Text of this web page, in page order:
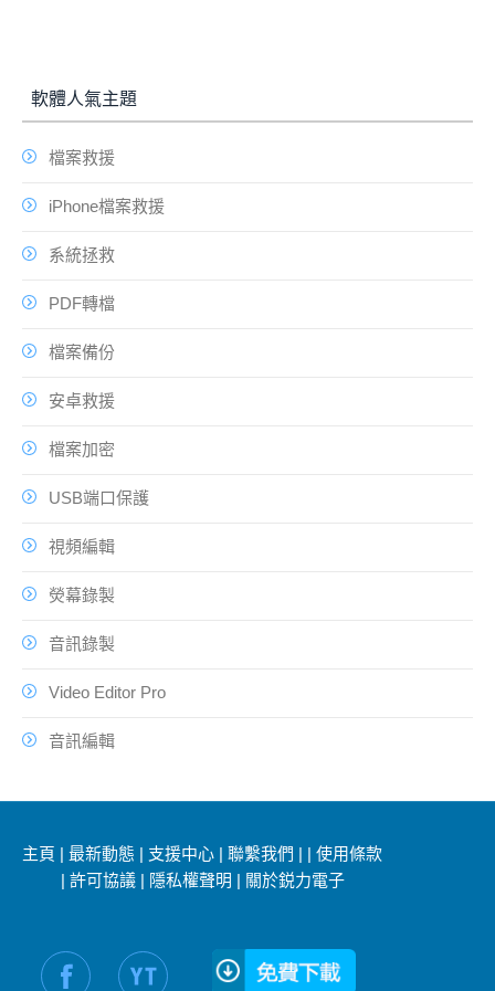
軟體人氣主題
檔案救援
iPhone檔案救援
系統拯救
PDF轉檔
檔案備份
安卓救援
檔案加密
USB端口保護
視頻編輯
熒幕錄製
音訊錄製
Video Editor Pro
音訊編輯
主頁 |最新動態 | 支援中心 |聯繫我們 | |使用條款
| 許可協議| 隱私權聲明 | 關於鋭力電子
社交媒體信息：